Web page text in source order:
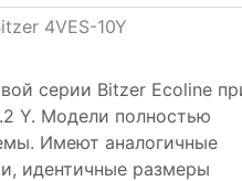
4VES-10Y
серии Bitzer Ecoline
Y. Модели полностью
Имеют аналогичные
идентичные размеры